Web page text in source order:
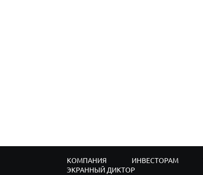
КОМПАНИЯ ИНВЕСТОРАМ
ЭКРАННЫЙ ДИКТОР